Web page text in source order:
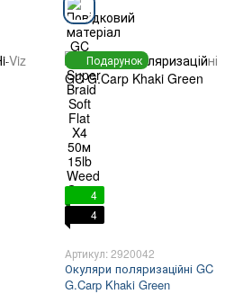
Подарунок
4
4
Артикул: 2920042
Окуляри поляризаційні GC
G.Carp Khaki Green